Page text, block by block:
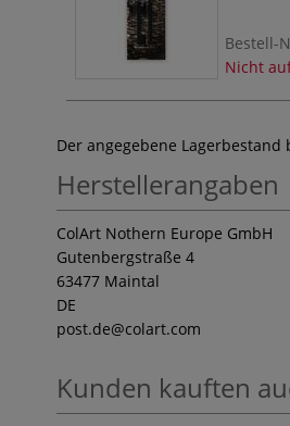
Bestell-
Nicht
Der angegebene
Herstellerangaben
ColArt Nothern Europe GmbH
Gutenbergstraße 4
63477 Maintal
DE
post.de@colart.com
Kunden kauften